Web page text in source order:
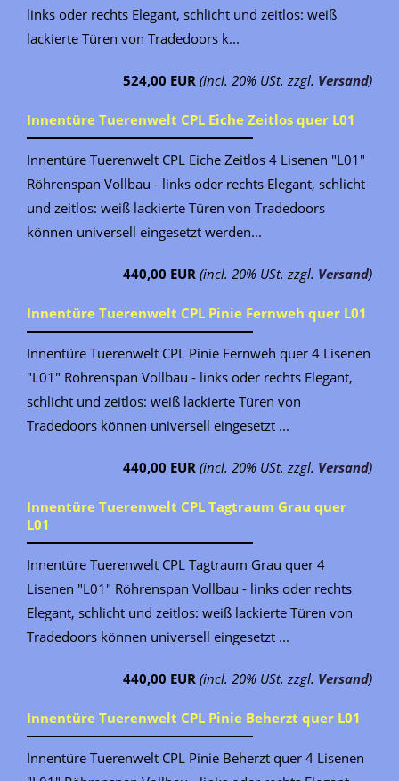
links oder rechts Elegant, schlicht und zeitlos: weiß
lackierte Türen von Tradedoors k...
524,00 EUR (incl. 20% USt. zzgl. Versand)
Innentüre Tuerenwelt CPL Eiche Zeitlos quer L01
Innentüre Tuerenwelt CPL Eiche Zeitlos 4 Lisenen "L01"
Röhrenspan Vollbau - links oder rechts Elegant, schlicht
und zeitlos: weiß lackierte Türen von Tradedoors
können universell eingesetzt werden...
440,00 EUR (incl. 20% USt. zzgl. Versand)
Innentüre Tuerenwelt CPL Pinie Fernweh quer L01
Innentüre Tuerenwelt CPL Pinie Fernweh quer 4 Lisenen
"L01" Röhrenspan Vollbau - links oder rechts Elegant,
schlicht und zeitlos: weiß lackierte Türen von
Tradedoors können universell eingesetzt ...
440,00 EUR (incl. 20% USt. zzgl. Versand)
Innentüre Tuerenwelt CPL Tagtraum Grau quer
L01
Innentüre Tuerenwelt CPL Tagtraum Grau quer 4
Lisenen "L01" Röhrenspan Vollbau - links oder rechts
Elegant, schlicht und zeitlos: weiß lackierte Türen von
Tradedoors können universell eingesetzt ...
440,00 EUR (incl. 20% USt. zzgl. Versand)
Innentüre Tuerenwelt CPL Pinie Beherzt quer L01
Innentüre Tuerenwelt CPL Pinie Beherzt quer 4 Lisenen